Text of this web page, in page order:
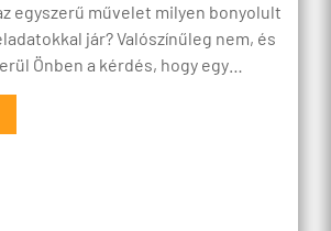
egyszerű művelet milyen bonyolult
jár? Valószínűleg nem, és
Önben a kérdés, hogy egy…